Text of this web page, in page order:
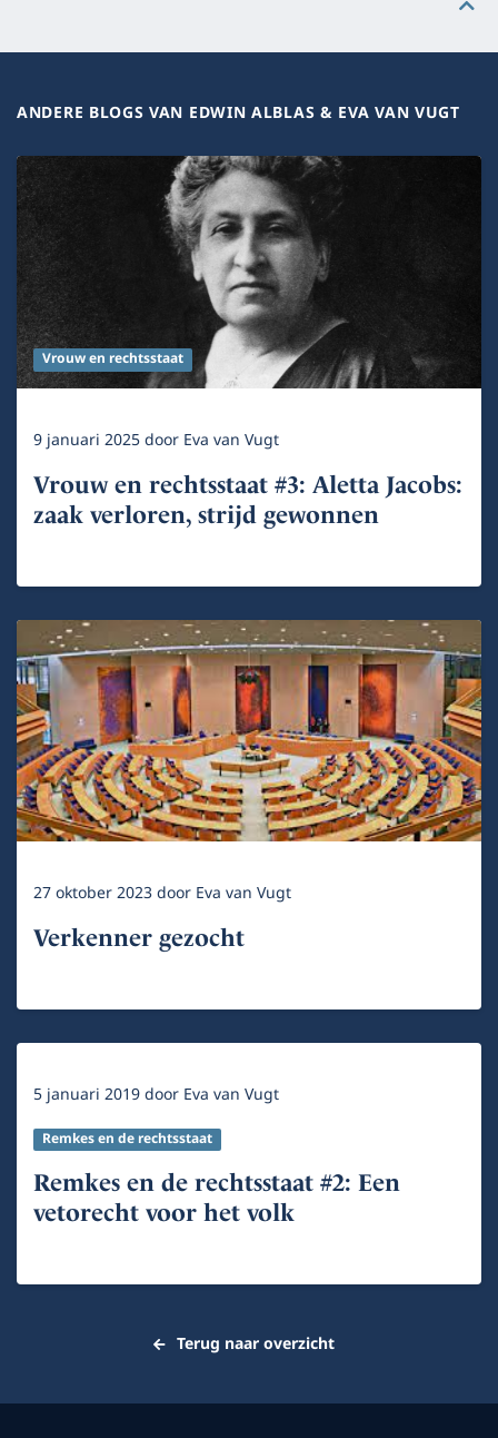
ANDERE BLOGS VAN EDWIN ALBLAS & EVA VAN VUGT
Vrouw en rechtsstaat
9 januari 2025door Eva van Vugt
Vrouw en rechtsstaat #3: Aletta Jacobs:
zaak verloren, strijd gewonnen
27 oktober 2023door Eva van Vugt
Verkenner gezocht
5 januari 2019door Eva van Vugt
Remkes en de rechtsstaat
Remkes en de rechtsstaat #2: Een
vetorecht voor het volk
Terug naar overzicht